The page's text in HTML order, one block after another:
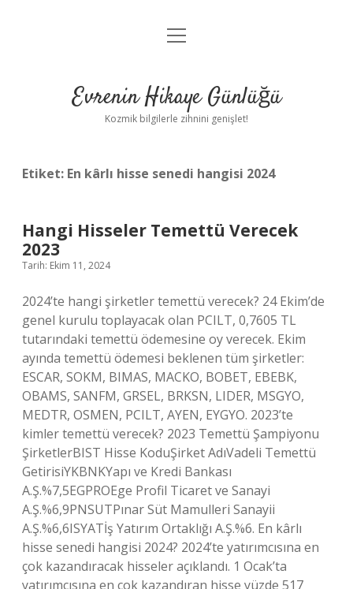
Anasayfa
Yasal Uyarı
menüyü
Evrenin Hikaye Günlüğü
Kozmik bilgilerle zihnini genişlet!
Etiket: En kârlı hisse senedi hangisi 2024
Hangi Hisseler Temettü Verecek
2023
Tarih: Ekim 11, 2024
2024’te hangi şirketler temettü verecek? 24 Ekim’de
genel kurulu toplayacak olan PCILT, 0,7605 TL
tutarındaki temettü ödemesine oy verecek. Ekim
ayında temettü ödemesi beklenen tüm şirketler:
ESCAR, SOKM, BIMAS, MACKO, BOBET, EBEBK,
OBAMS, SANFM, GRSEL, BRKSN, LIDER, MSGYO,
MEDTR, OSMEN, PCILT, AYEN, EYGYO. 2023’te
kimler temettü verecek? 2023 Temettü Şampiyonu
ŞirketlerBIST Hisse KoduŞirket AdıVadeli Temettü
GetirisiYKBNKYapı ve Kredi Bankası
A.Ş.%7,5EGPROEge Profil Ticaret ve Sanayi
A.Ş.%6,9PNSUTPınar Süt Mamulleri Sanayii
A.Ş.%6,6ISYATİş Yatırım Ortaklığı A.Ş.%6. En kârlı
hisse senedi hangisi 2024? 2024’te yatırımcısına en
çok kazandıracak hisseler açıklandı. 1 Ocak’ta
yatırımcısına en çok kazandıran hisse yüzde 517